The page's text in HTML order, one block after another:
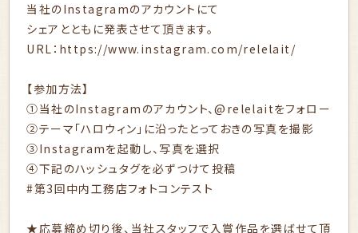
当社のInstagramのアカウントにて
シェアとともに発表させて頂きます。
URL： https://www.instagram.com/relelait/
【参加方法】
①当社のInstagramのアカウント、@relelaitをフォロー
②テーマ「ハロウィン」に沿ったとっておきの写真を撮影
③Instagramを起動し、写真を選択
④下記のハッシュタグを必ずつけて投稿
#第3回中内工務店フォトコンテスト
★応募締め切り後、当社スタッフで入賞作品を選ばせて頂